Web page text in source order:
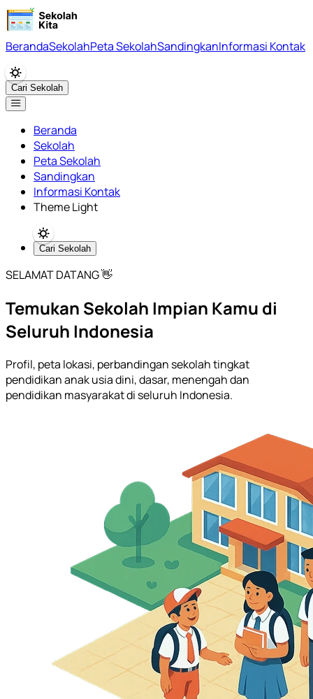
BerandaSekolahPeta SekolahSandingkanInformasi Kontak
Cari Sekolah
Beranda
Sekolah
Peta Sekolah
Sandingkan
Informasi Kontak
Theme Light
Cari Sekolah
SELAMAT DATANG 👋
Temukan Sekolah Impian Kamu di
Seluruh Indonesia
Profil, peta lokasi, perbandingan sekolah tingkat
pendidikan anak usia dini, dasar, menengah dan
pendidikan masyarakat di seluruh Indonesia.